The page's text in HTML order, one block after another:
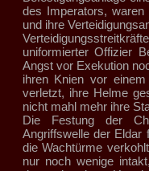
des Imperators, waren
und ihre
uniformierter Offizier
Angst vor Exekution
ihren Knien vor
verletzt, ihre Helme
nicht mahl mehr ihre
Die Festung der
Angriffswelle der Eldar
die Wachtürme
nur noch wenige